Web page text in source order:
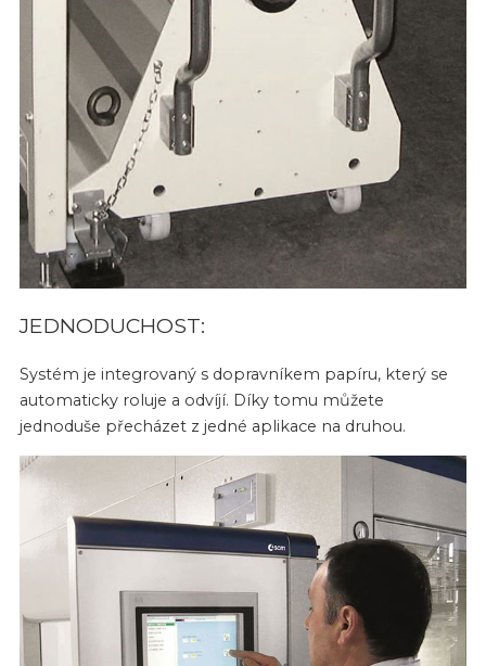
JEDNODUCHOST:
Systém je integrovaný s dopravníkem papíru, který se
automaticky roluje a odvíjí. Díky tomu můžete
jednoduše přecházet z jedné aplikace na druhou.